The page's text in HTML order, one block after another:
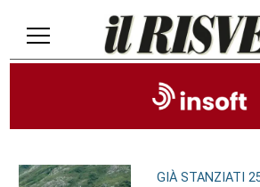
GIÀ STANZIATI